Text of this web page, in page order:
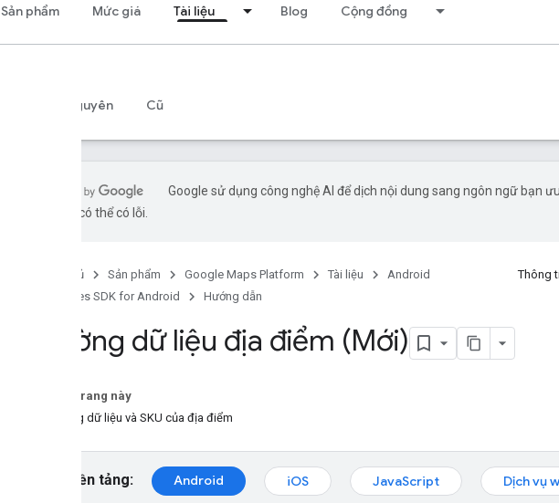
Sản phẩm Mức giá Tài liệu Blog Cộng đồng
Tài nguyên Cũ
Google sử dụng công nghệ AI để dịch nội dung sang ngôn ngữ bạn
bằng AI có thể có lỗi.
Trang chủ Sản phẩm Google Maps Platform Tài liệu
Android
Places SDK for Android
Hướng dẫn
Thông
Trường dữ liệu địa điểm (Mới)
Trên trang này
Trường dữ liệu và SKU của địa điểm
Chọn nền tảng: Android iOS JavaScript Dịch vụ